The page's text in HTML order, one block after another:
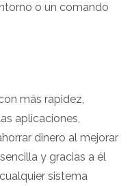
o un comando
más rapidez,
aplicaciones,
dinero al mejorar
y gracias a él
sistema